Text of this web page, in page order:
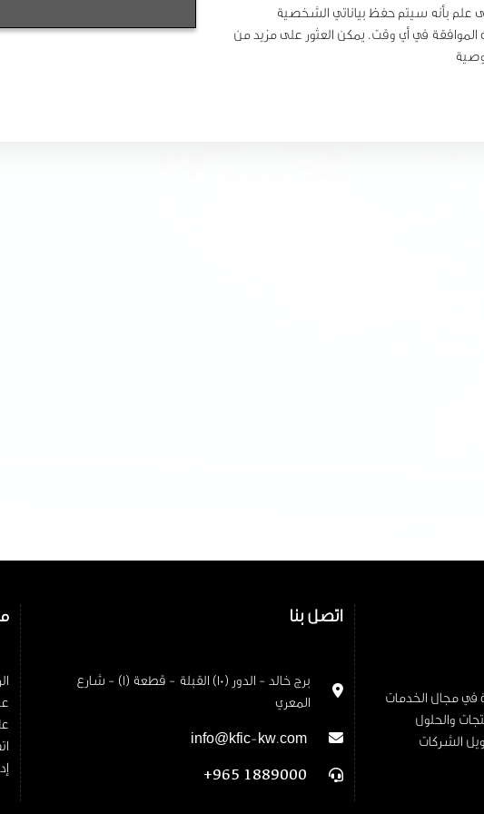
علم بأنه سيتم حفظ بياناتي الشخصية
في أي وقت. يمكن العثور على مزيد من
في مجال الخدمات
والحلول
الشركات
اتصل بنا
برج خالد - الدور (10) القبلة - قطعة (1) - شارع
المعري
info@kfic-kw.com
+965 1889000